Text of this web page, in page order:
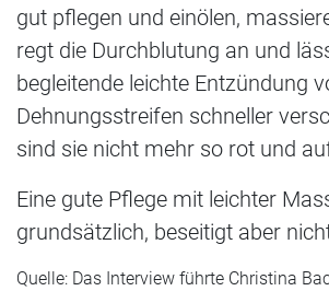
gut pflegen und einölen,
regt die Durchblutung an und
begleitende leichte Entzündung
Dehnungsstreifen schneller
sind sie nicht mehr so rot und
Eine gute Pflege mit leichter
grundsätzlich, beseitigt aber
Quelle: Das Interview führte Christina